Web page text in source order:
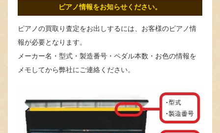
ピアノ情報をお知らせください。
ピアノの買取り査定をお出しするには、お客様のピアノ情
報が必要となります。
メーカー名・型式・製造番号・ペダル本数・お色の情報を
メモしてから弊社にご連絡ください。